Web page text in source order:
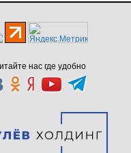
нас где удобно